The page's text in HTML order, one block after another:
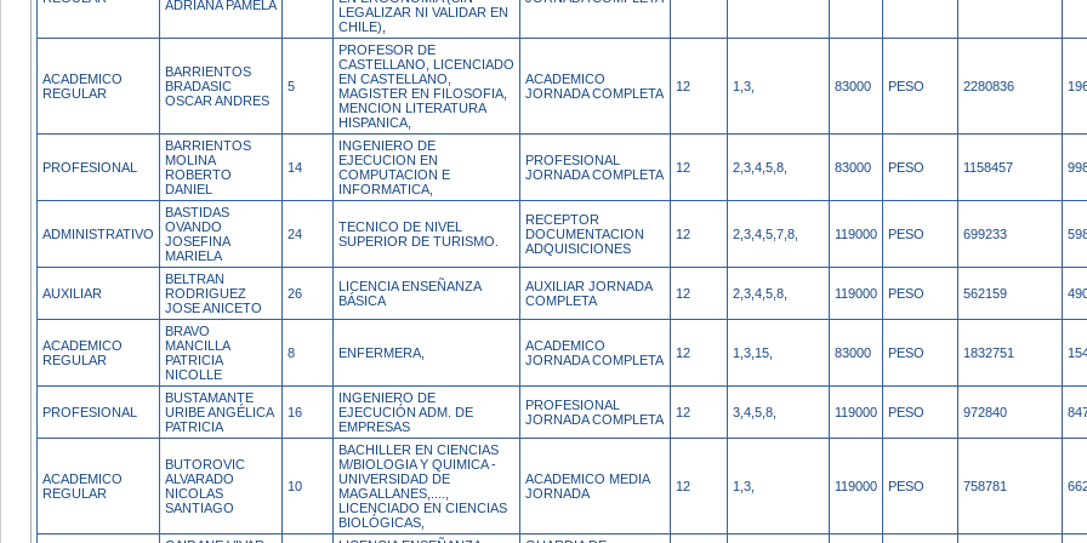
ADRIANA PAMELA
LEGALIZAR NI VALIDAR EN
CHILE),
ACADEMICO
REGULAR
BARRIENTOS
BRADASIC
OSCAR ANDRES
5
PROFESOR DE
CASTELLANO, LICENCIADO
EN CASTELLANO,
MAGISTER EN FILOSOFIA,
MENCION LITERATURA
HISPANICA,
ACADEMICO
JORNADA COMPLETA
12 1,3, 83000 PESO 2280836
PROFESIONAL
BARRIENTOS
MOLINA
ROBERTO
DANIEL
14
INGENIERO DE
EJECUCION EN
COMPUTACION E
INFORMATICA,
PROFESIONAL
JORNADA COMPLETA
12 2,3,4,5,8, 83000 PESO 1158457
ADMINISTRATIVO
BASTIDAS
OVANDO
JOSEFINA
MARIELA
24
TECNICO DE NIVEL
SUPERIOR DE TURISMO.
RECEPTOR
DOCUMENTACION
ADQUISICIONES
12 2,3,4,5,7,8, 119000 PESO 699233
AUXILIAR
BELTRAN
RODRIGUEZ
JOSE ANICETO
26
LICENCIA ENSEÑANZA
BÁSICA
AUXILIAR JORNADA
COMPLETA
12 2,3,4,5,8, 119000 PESO 562159
ACADEMICO
REGULAR
BRAVO
MANCILLA
PATRICIA
NICOLLE
8 ENFERMERA,
ACADEMICO
JORNADA COMPLETA
12 1,3,15, 83000 PESO 1832751
PROFESIONAL
BUSTAMANTE
URIBE ANGÉLICA
PATRICIA
16
INGENIERO DE
EJECUCIÓN ADM. DE
EMPRESAS
PROFESIONAL
JORNADA COMPLETA
12 3,4,5,8, 119000 PESO 972840
ACADEMICO
REGULAR
BUTOROVIC
ALVARADO
NICOLAS
SANTIAGO
10
BACHILLER EN CIENCIAS
M/BIOLOGIA Y QUIMICA -
UNIVERSIDAD DE
MAGALLANES,....,
LICENCIADO EN CIENCIAS
BIOLÓGICAS,
ACADEMICO MEDIA
JORNADA
12 1,3, 119000 PESO 758781